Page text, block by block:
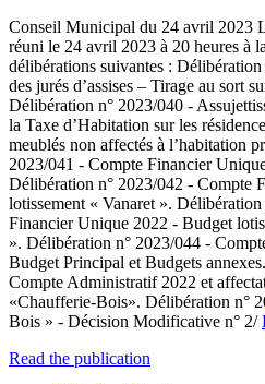
Conseil Municipal du 24 avril 2023
réuni le 24 avril 2023 à 20 heures à
délibérations suivantes :
des jurés d’assises – Tirage au sort
Délibération n° 2023/040 -
la Taxe d’Habitation sur les
meublés non affectés à l’habitation
2023/041 - Compte Financier
Délibération n° 2023/042 - Compte
lotissement « Vanaret ».
Financier Unique 2022 - Budget
». Délibération n° 2023/044 -
Budget Principal et Budgets
Compte Administratif 2022 et
«Chaufferie-Bois». Délibération n°
Bois » - Décision Modificative n° 2/
Read the publication